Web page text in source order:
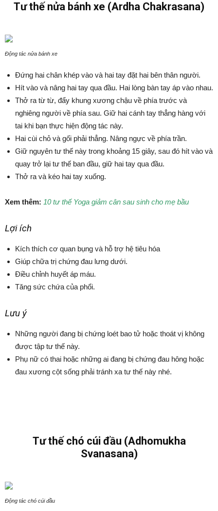
Tư thế nửa bánh xe (Ardha Chakrasana)
Động tác nửa bánh xe
Đứng hai chân khép vào và hai tay đặt hai bên thân người.
Hít vào và nâng hai tay qua đầu. Hai lòng bàn tay áp vào nhau.
Thở ra từ từ, đẩy khung xương chậu về phía trước và
nghiêng người về phía sau. Giữ hai cánh tay thẳng hàng với
tai khi bạn thực hiện động tác này.
Hai cùi chỏ và gối phải thẳng. Nâng ngực về phía trần.
Giữ nguyên tư thế này trong khoảng 15 giây, sau đó hít vào và
quay trở lại tư thế ban đầu, giữ hai tay qua đầu.
Thở ra và kéo hai tay xuống.
Xem thêm: 10 tư thế Yoga giảm cân sau sinh cho mẹ bầu
Lợi ích
Kích thích cơ quan bụng và hỗ trợ hệ tiêu hóa
Giúp chữa trị chứng đau lưng dưới.
Điều chỉnh huyết áp máu.
Tăng sức chứa của phổi.
Lưu ý
Những người đang bị chứng loét bao tử hoặc thoát vị không
được tập tư thế này.
Phụ nữ có thai hoặc những ai đang bị chứng đau hông hoặc
đau xương cột sống phải tránh xa tư thế này nhé.
Tư thế chó cúi đầu (Adhomukha
Svanasana)
Động tác chó cúi đầu